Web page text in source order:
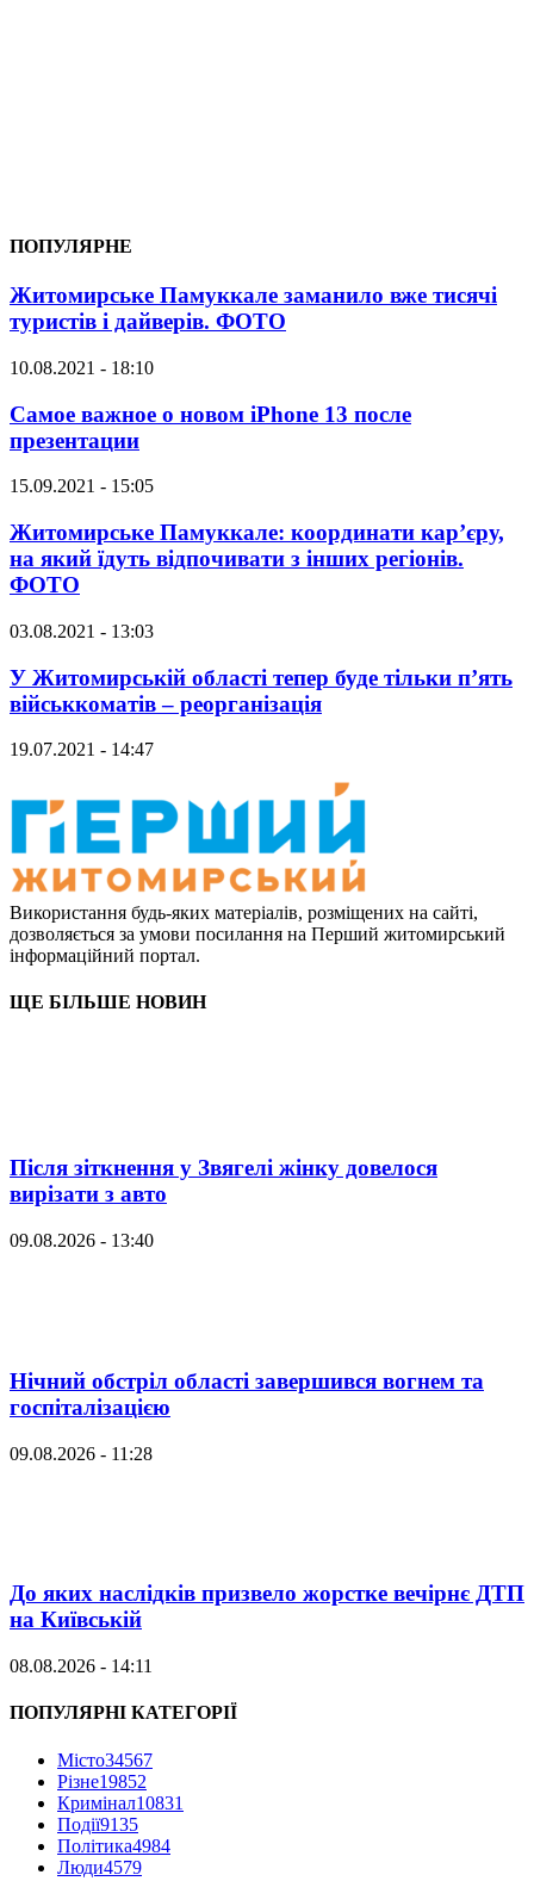
ПОПУЛЯРНЕ
Житомирське Памуккале заманило вже тисячі
туристів і дайверів. ФОТО
10.08.2021 - 18:10
Самое важное о новом iPhone 13 после
презентации
15.09.2021 - 15:05
Житомирське Памуккале: координати кар’єру,
на який їдуть відпочивати з інших регіонів.
ФОТО
03.08.2021 - 13:03
У Житомирській області тепер буде тільки п’ять
військкоматів – реорганізація
19.07.2021 - 14:47
Використання будь-яких матеріалів, розміщених на сайті,
дозволяється за умови посилання на Перший житомирський
інформаційний портал.
ЩЕ БІЛЬШЕ НОВИН
Після зіткнення у Звягелі жінку довелося
вирізати з авто
09.08.2026 - 13:40
Нічний обстріл області завершився вогнем та
госпіталізацією
09.08.2026 - 11:28
До яких наслідків призвело жорстке вечірнє ДТП
на Київській
08.08.2026 - 14:11
ПОПУЛЯРНІ КАТЕГОРІЇ
Місто34567
Різне19852
Кримінал10831
Події9135
Політика4984
Люди4579